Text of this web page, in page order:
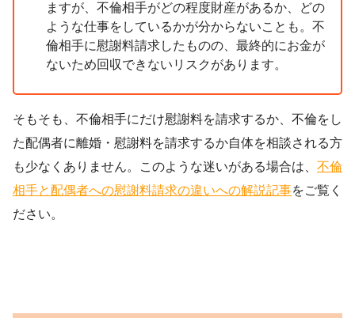
ますが、不倫相手がどの程度財産があるか、どの
ような仕事をしているかが分からないことも。不
倫相手に慰謝料請求したものの、最終的にお金が
ないため回収できないリスクがあります。
そもそも、不倫相手にだけ慰謝料を請求するか、不倫をし
た配偶者に離婚・慰謝料を請求するか自体を相談される方
も少なくありません。このような迷いがある場合は、 不倫
相手と配偶者への慰謝料請求の違いへの解説記事をご覧く
ださい。